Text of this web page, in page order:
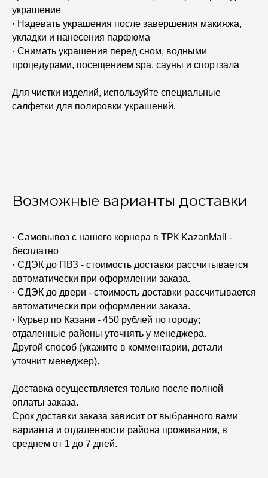
украшение
· Надевать украшения после завершения макияжа,
укладки и нанесения парфюма
· Снимать украшения перед сном, водными
процедурами, посещением spa, сауны и спортзала
Для чистки изделий, используйте специальные
салфетки для полировки украшений.
Возможные варианты доставки
· Самовывоз с нашего корнера в ТРК KazanMall -
бесплатно
· СДЭК до ПВЗ - стоимость доставки рассчитывается
автоматически при оформлении заказа.
· СДЭК до двери - стоимость доставки рассчитывается
автоматически при оформлении заказа.
· Курьер по Казани - 450 рублей по городу;
отдаленные районы уточнять у менеджера.
Другой способ (укажите в комментарии, детали
уточнит менеджер).
Доставка осуществляется только после полной
оплаты заказа.
Срок доставки заказа зависит от выбранного вами
варианта и отдаленности района проживания, в
среднем от 1 до 7 дней.